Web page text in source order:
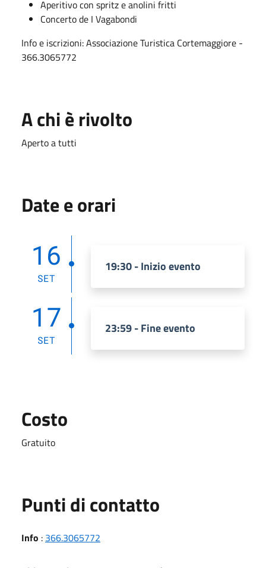
Aperitivo con spritz e anolini fritti
Concerto de I Vagabondi
Info e iscrizioni: Associazione Turistica Cortemaggiore -
366.3065772
A chi è rivolto
Aperto a tutti
Date e orari
16
SET
19:30 - Inizio evento
17
SET
23:59 - Fine evento
Costo
Gratuito
Punti di contatto
Info : 366.3065772